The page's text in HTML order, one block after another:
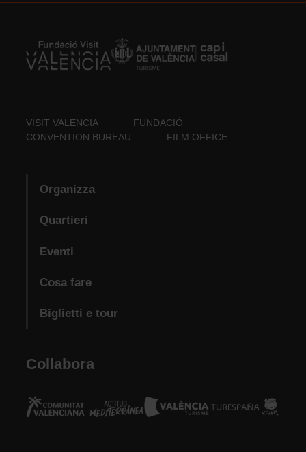
VISIT VALENCIA
FUNDACIÓ
CONVENTION BUREAU
FILM OFFICE
Organizza
Quartieri
Eventi
Cosa fare
Biglietti e tour
Collabora